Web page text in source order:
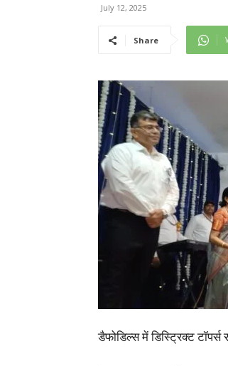
July 12, 2025
Share
डैफोडिल्स में डिस्ट्रिक्ट टॉपर्स